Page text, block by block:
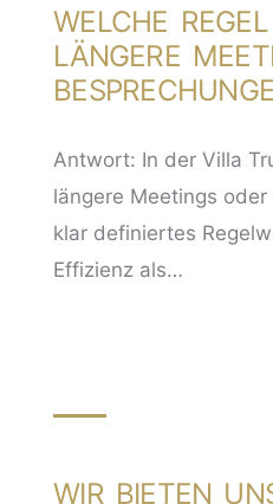
WELCHE
LÄNGERE
Antwort: In der Villa
längere Meetings
klar definiertes
Effizienz als…
WIR BIETEN